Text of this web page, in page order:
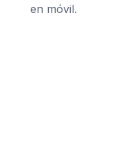
en móvil.